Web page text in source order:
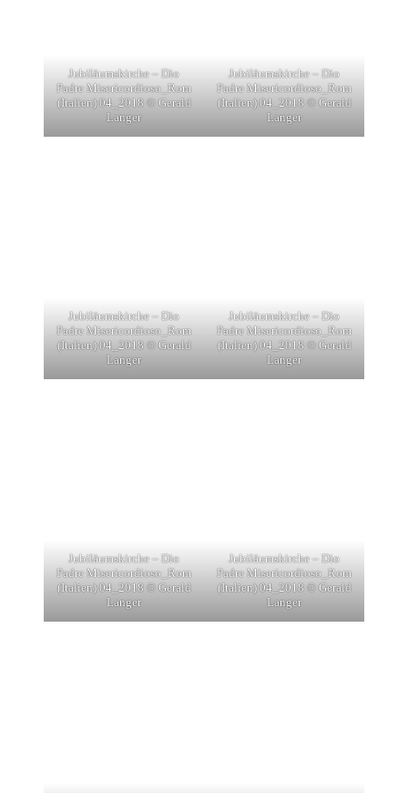
Jubiläumskirche – Dio
Padre Misericordioso_Rom
(Italien) 04_2018 © Gerald
Langer
Jubiläumskirche – Dio
Padre Misericordioso_Rom
(Italien) 04_2018 © Gerald
Langer
Jubiläumskirche – Dio
Padre Misericordioso_Rom
(Italien) 04_2018 © Gerald
Langer
Jubiläumskirche – Dio
Padre Misericordioso_Rom
(Italien) 04_2018 © Gerald
Langer
Jubiläumskirche – Dio
Padre Misericordioso_Rom
(Italien) 04_2018 © Gerald
Langer
Jubiläumskirche – Dio
Padre Misericordioso_Rom
(Italien) 04_2018 © Gerald
Langer